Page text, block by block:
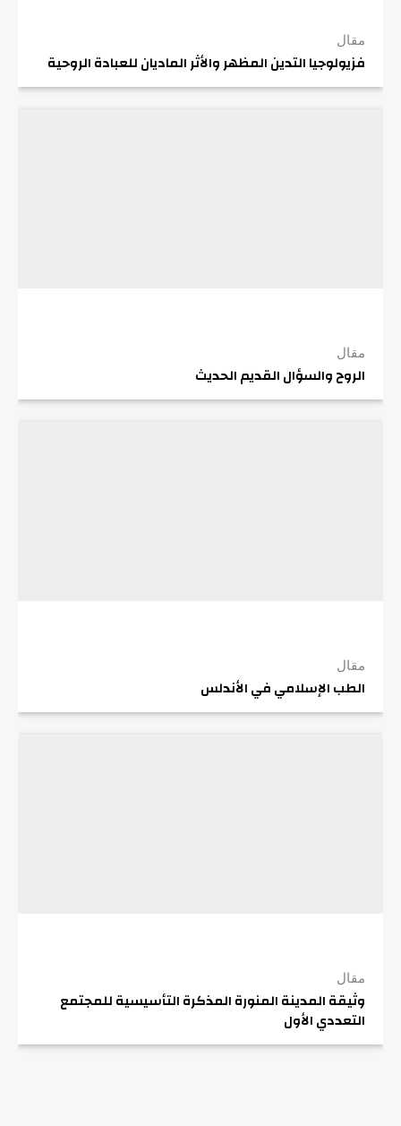
مقال
فزيولوجيا التدين المظهر والأثر الماديان للعبادة الروحية
مقال
الروح والسؤال القديم الحديث
مقال
الطب الإسلامي في الأندلس
مقال
وثيقة المدينة المنورة المذكرة التأسيسية للمجتمع
التعددي الأول